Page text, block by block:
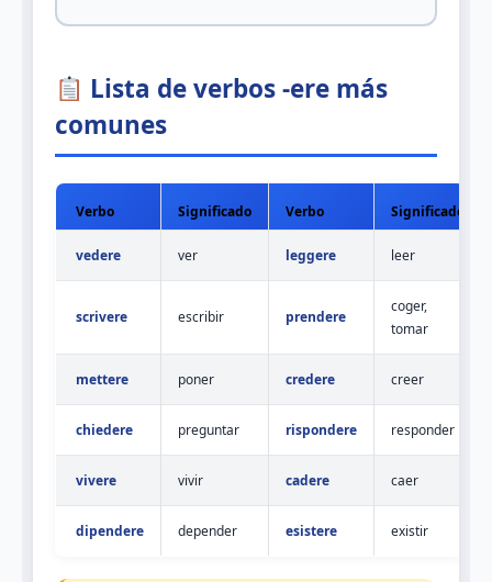
Lista de verbos -ere más
comunes
Verbo Significado Verbo Significado
vedere ver leggere leer
scrivere escribir prendere
coger,
tomar
mettere poner credere creer
chiedere preguntar rispondere responder
vivere vivir cadere caer
dipendere depender esistere existir